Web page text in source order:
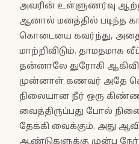
அவரின் உள்ளுணர்வு
ஆனால் மனத்தில் படிந்த
கொடையை கவர்ந்து, அதை
மாற்றிவிடும். தாமதமாக
தன்னாலே துரோகி
முன்னாள் கணவர் அதே
நிலையான நீர் ஒரு
வைத்திருப்பது போல்
தேக்கி வைக்கும். அது
ஆண்டுகளுக்கு முன்பு